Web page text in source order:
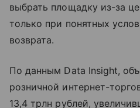
выбрать площадку из-за
только при понятных
возврата.
По данным Data Insight,
розничной интернет-
13,4 трлн рублей,